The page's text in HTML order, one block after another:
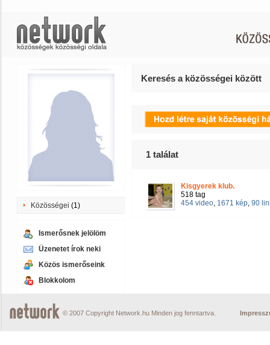
Közösségei (1)
Ismerősnek jelölöm
Üzenetet írok neki
Közös ismerőseink
Blokkolom
Keresés a közösségei között
1 találat
Kisgyerek klub.
518 tag
454 video, 1671 kép, 90
© 2007 Copyright Network.hu Minden jog fenntartva.